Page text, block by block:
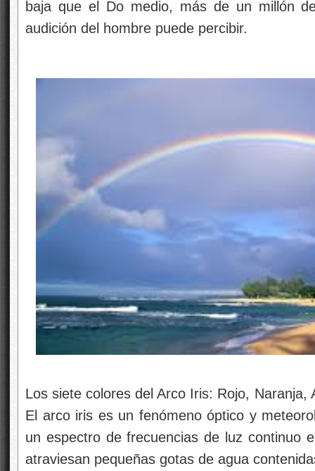
baja que el Do medio, más de un millón
audición del hombre puede percibir.
Los siete colores del Arco Iris: Rojo, Naranja,
El arco iris es un fenómeno óptico y
un espectro de frecuencias de luz continuo
atraviesan pequeñas gotas de agua